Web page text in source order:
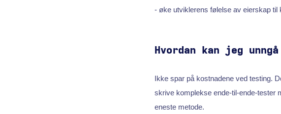
- øke utviklerens følelse av eierskap til
Hvordan kan jeg
Ikke spar på kostnadene ved testing.
skrive komplekse ende-til-ende-tester
eneste metode.